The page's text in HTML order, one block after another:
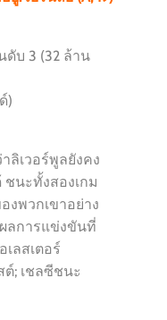
ดับ 3 (32 ล้าน
)
ลิเวอร์พูลยังคง
นะทั้งสองเกม
งพวกเขาอย่าง
ลการแข่งขันที่
ลสเตอร์
; เชลซีชนะ